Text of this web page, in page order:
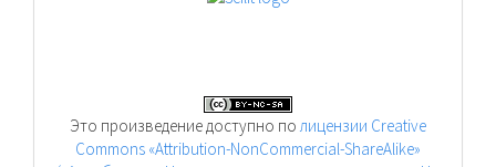
Это произведение доступно по лицензии Creative
Commons «Attribution-NonCommercial-ShareAlike»